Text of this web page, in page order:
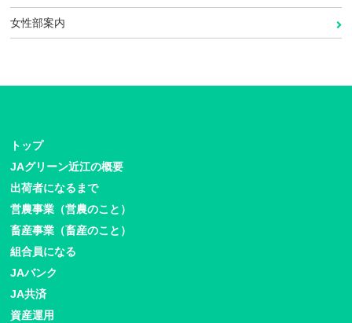
女性部案内
トップ
JAグリーン近江の概要
出荷者になるまで
営農事業（営農のこと）
畜産事業（畜産のこと）
組合員になる
JAバンク
JA共済
資産運用